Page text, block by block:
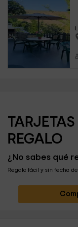
TARJETAS
REGALO
¿No sabes qué
Regalo fácil y sin fecha